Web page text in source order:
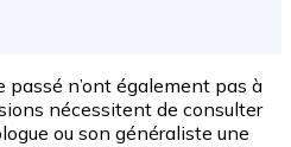
passé n’ont également pas à
nécessitent de consulter
ou son généraliste une